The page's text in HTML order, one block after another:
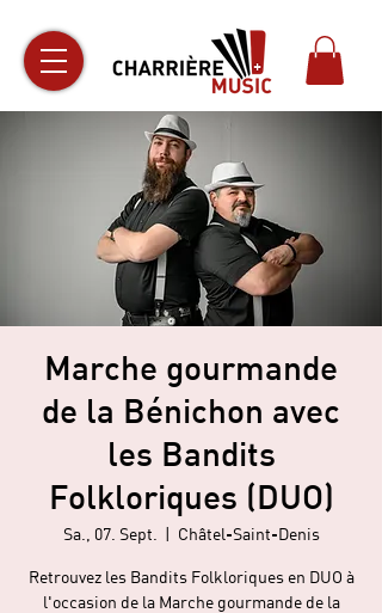
Marche gourmande
de la Bénichon avec
les Bandits
Folkloriques (DUO)
Sa., 07. Sept.
  |
Châtel-Saint-Denis
Retrouvez les Bandits Folkloriques en DUO à
l'occasion de la Marche gourmande de la